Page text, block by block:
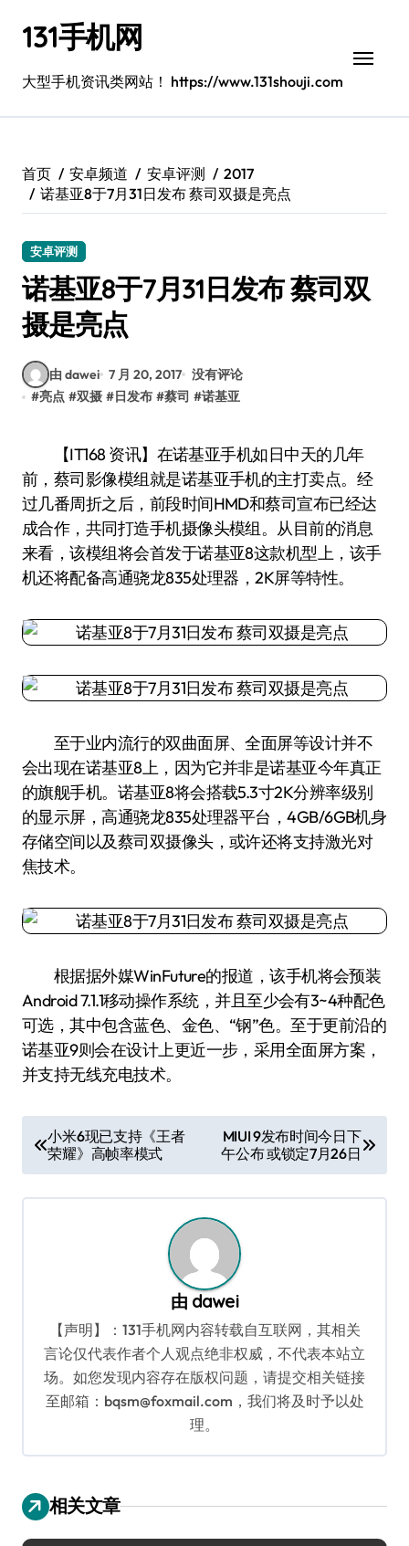
131手机网
大型手机资讯类网站！ https://www.131shouji.com
首页 安卓频道 安卓评测
2017
诺基亚8于7月31日发布 蔡司双摄是亮点
安卓评测
诺基亚8于7月31日发布 蔡司双
摄是亮点
由 dawei 7 月 20, 2017 没有评论
#亮点 #双摄 #日发布 #蔡司 #诺基亚
【IT168 资讯】在诺基亚手机如日中天的几年
前，蔡司影像模组就是诺基亚手机的主打卖点。经
过几番周折之后，前段时间HMD和蔡司宣布已经达
成合作，共同打造手机摄像头模组。从目前的消息
来看，该模组将会首发于诺基亚8这款机型上，该手
机还将配备高通骁龙835处理器，2K屏等特性。
至于业内流行的双曲面屏、全面屏等设计并不
会出现在诺基亚8上，因为它并非是诺基亚今年真正
的旗舰手机。诺基亚8将会搭载5.3寸2K分辨率级别
的显示屏，高通骁龙835处理器平台，4GB/6GB机身
存储空间以及蔡司双摄像头，或许还将支持激光对
焦技术。
根据据外媒WinFuture的报道，该手机将会预装
Android 7.1.1移动操作系统，并且至少会有3~4种配色
可选，其中包含蓝色、金色、“钢”色。至于更前沿的
诺基亚9则会在设计上更近一步，采用全面屏方案，
并支持无线充电技术。
章
导
小米6现已支持《王者
荣耀》高帧率模式
MIUI 9发布时间今日下
午公布 或锁定7月26日
由 dawei
【声明】：131手机网内容转载自互联网，其相关
言论仅代表作者个人观点绝非权威，不代表本站立
场。如您发现内容存在版权问题，请提交相关链接
至邮箱：bqsm@foxmail.com，我们将及时予以处
理。
相关文章